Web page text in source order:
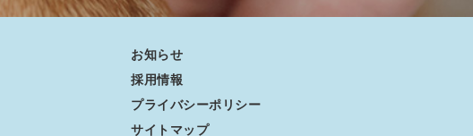
お知らせ
採用情報
プライバシーポリシー
サイトマップ